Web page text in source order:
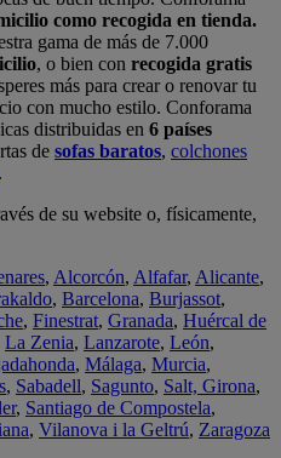
como recogida en tienda.
gama de más de 7.000
, o bien con recogida gratis
más para crear o renovar tu
con mucho estilo. Conforama
distribuidas en 6 países
de sofas baratos, colchones
.
de su website o, físicamente,
, Alcorcón, Alfafar, Alicante,
, Barcelona, Burjassot,
, Finestrat, Granada, Huércal de
La Zenia, Lanzarote, León,
, Málaga, Murcia,
, Sabadell, Sagunto, Salt, Girona,
, Santiago de Compostela,
, Vilanova i la Geltrú, Zaragoza